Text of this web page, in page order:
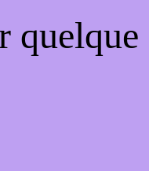
quelque